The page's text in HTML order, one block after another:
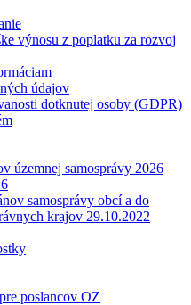
výnosu z poplatku za rozvoj
údajov
dotknutej osoby (GDPR)
územnej samosprávy 2026
samosprávy obcí a do
krajov 29.10.2022
poslancov OZ